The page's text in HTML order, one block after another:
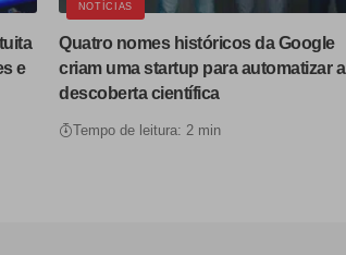
e
NOTÍCIAS
Quatro nomes históricos da Google
criam uma startup para automatizar a
descoberta científica
Tempo de leitura: 2 min